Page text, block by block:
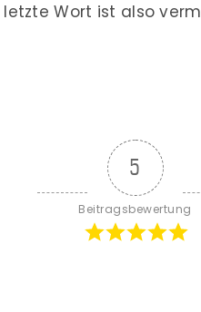
letzte Wort ist also
5
Beitragsbewertung